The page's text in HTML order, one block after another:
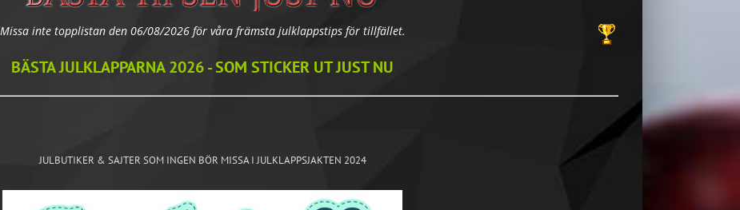
Missa inte topplistan den 06/08/2026 för våra främsta julklappstips för tillfället.
BÄSTA JULKLAPPARNA 2026 - SOM STICKER UT JUST NU
JULBUTIKER & SAJTER SOM INGEN BÖR MISSA I JULKLAPPSJAKTEN 2024